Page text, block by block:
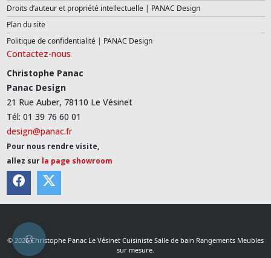
Droits d’auteur et propriété intellectuelle | PANAC Design
Plan du site
Politique de confidentialité | PANAC Design
Contactez-nous
Christophe Panac
Panac Design
21 Rue Auber, 78110 Le Vésinet
Tél: 01 39 76 60 01
design@panac.fr
Pour nous rendre visite,
allez sur la page showroom
© 2026 Christophe Panac Le Vésinet Cuisiniste Salle de bain Rangements Meubles
sur mesure.